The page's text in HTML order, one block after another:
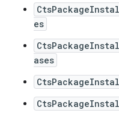
es
ases